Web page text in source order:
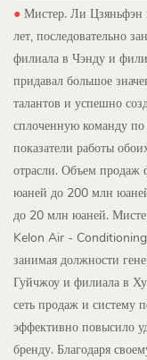
● Мистер. Ли Цзяньфэн
лет, последовательно
филиала в Чэнду и
придавал большое
талантов и успешно
сплоченную команду
показатели работы
отрасли. Объем продаж
юаней до 200 млн
до 20 млн юаней.
Kelon Air - Conditioning
занимая должности
Гуйчжоу и филиала в
сеть продаж и систему
эффективно повысило
бренду. Благодаря